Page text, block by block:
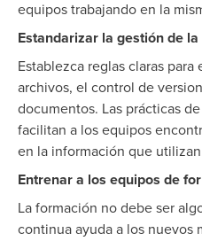
equipos trabajando en la
Estandarizar la gestión de
Establezca reglas claras
archivos, el control de
documentos. Las prácticas
facilitan a los equipos
en la información que
Entrenar a los equipos de
La formación no debe ser
continua ayuda a los nuevos